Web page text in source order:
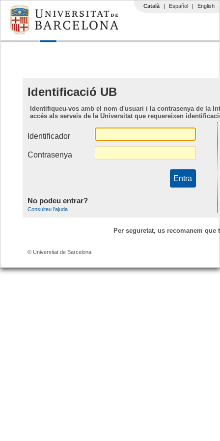
Català | Español | English
Identificació UB
Identifiqueu-vos amb el nom d'usuari i la contrasenya de la
accés als serveis de la Universitat que requereixen
Identificador
Contrasenya
No podeu entrar?
Consulteu l'ajuda
Per seguretat, us recomanem que
© Universitat de Barcelona